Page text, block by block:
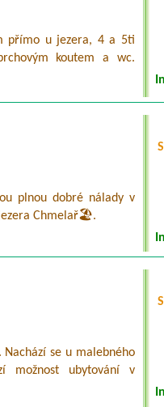
přímo u jezera, 4 a 5ti
koutem a wc.
plnou dobré nálady v
Chmelař🏖️.
se u malebného
možnost ubytování v